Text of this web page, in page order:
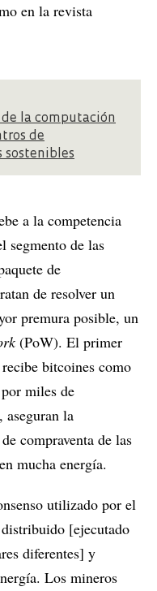
en la revista
la computación
de
sostenibles
a la competencia
segmento de las
de
de resolver un
premura posible, un
(PoW). El primer
bitcoines como
miles de
aseguran la
compraventa de las
mucha energía.
utilizado por el
[ejecutado
diferentes] y
Los mineros